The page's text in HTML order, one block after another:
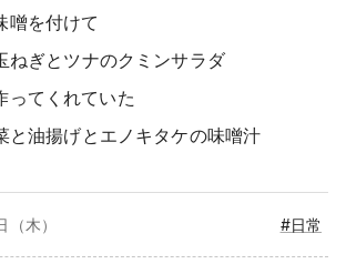
噌を付けて
ねぎとツナのクミンサラダ
ってくれていた
と油揚げとエノキタケの味噌汁
（木） #日常